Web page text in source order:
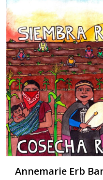
Annemarie Erb